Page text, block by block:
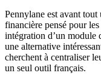
Pennylane est avant
financière pensé pour
intégration d’un module
une alternative
cherchent à centraliser
un seul outil français.